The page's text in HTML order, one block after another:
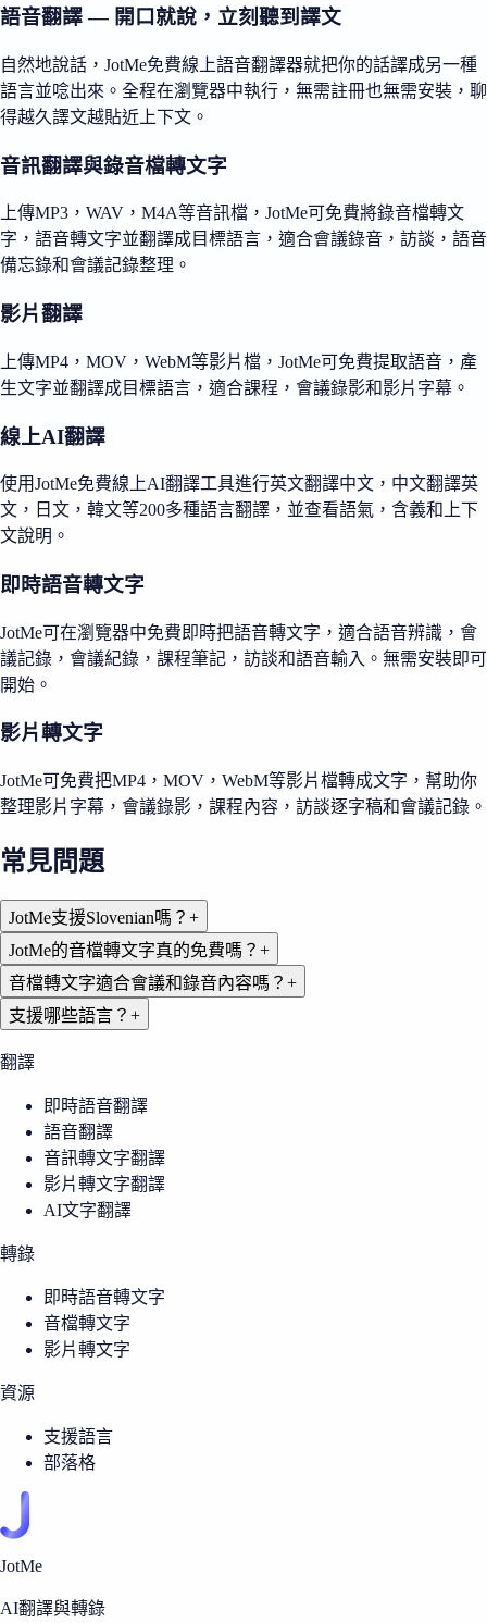
語音翻譯 — 開口就說，立刻聽到譯文
自然地說話，JotMe免費線上語音翻譯器就把你的話譯成另一種
語言並唸出來。全程在瀏覽器中執行，無需註冊也無需安裝，聊
得越久譯文越貼近上下文。
音訊翻譯與錄音檔轉文字
上傳MP3，WAV，M4A等音訊檔，JotMe可免費將錄音檔轉文
字，語音轉文字並翻譯成目標語言，適合會議錄音，訪談，語音
備忘錄和會議記錄整理。
影片翻譯
上傳MP4，MOV，WebM等影片檔，JotMe可免費提取語音，產
生文字並翻譯成目標語言，適合課程，會議錄影和影片字幕。
線上AI翻譯
使用JotMe免費線上AI翻譯工具進行英文翻譯中文，中文翻譯英
文，日文，韓文等200多種語言翻譯，並查看語氣，含義和上下
文說明。
即時語音轉文字
JotMe可在瀏覽器中免費即時把語音轉文字，適合語音辨識，會
議記錄，會議紀錄，課程筆記，訪談和語音輸入。無需安裝即可
開始。
影片轉文字
JotMe可免費把MP4，MOV，WebM等影片檔轉成文字，幫助你
整理影片字幕，會議錄影，課程內容，訪談逐字稿和會議記錄。
常見問題
JotMe支援Slovenian嗎？ +
JotMe的音檔轉文字真的免費嗎？ +
音檔轉文字適合會議和錄音內容嗎？ +
支援哪些語言？ +
翻譯
即時語音翻譯
語音翻譯
音訊轉文字翻譯
影片轉文字翻譯
AI文字翻譯
轉錄
即時語音轉文字
音檔轉文字
影片轉文字
資源
支援語言
部落格
JotMe
AI翻譯與轉錄